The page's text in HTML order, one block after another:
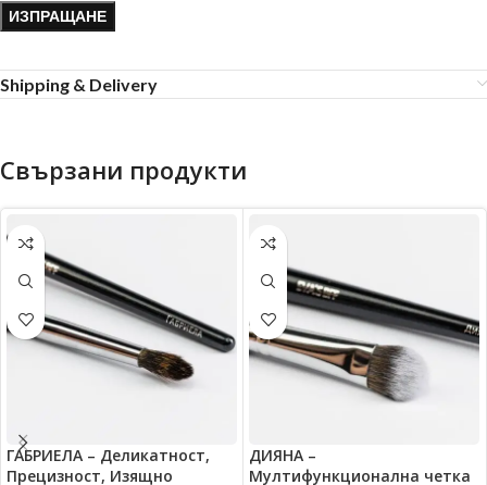
Shipping & Delivery
Свързани продукти
ГАБРИЕЛА – Деликатност,
Прецизност, Изящно
ДИЯНА –
Мултифункционална четка